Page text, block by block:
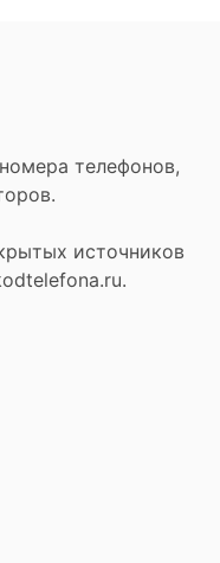
телефонов,
источников